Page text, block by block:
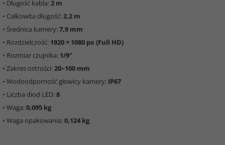
• Długość kabla:2 m
• Całkowita długość:2,2 m
• Średnica kamery:7,9 mm
• Rozdzielczość: 1920 × 1080 px (Full HD)
• Rozmiar czujnika: 1/9"
• Zakres ostrości:20–100 mm
• Wodoodporność głowicy kamery: IP67
• Liczba diod LED:8
• Waga:0,095 kg
• Waga opakowania:0,124 kg